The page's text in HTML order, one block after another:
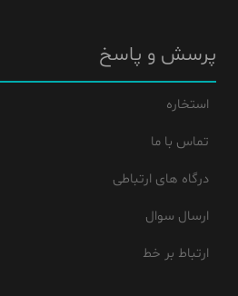
پرسش و پاسخ
استخاره
تماس با ما
درگاه های ارتباطی
ارسال سوال
ارتباط بر خط